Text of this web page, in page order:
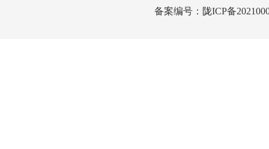
备案编号： 陇ICP备